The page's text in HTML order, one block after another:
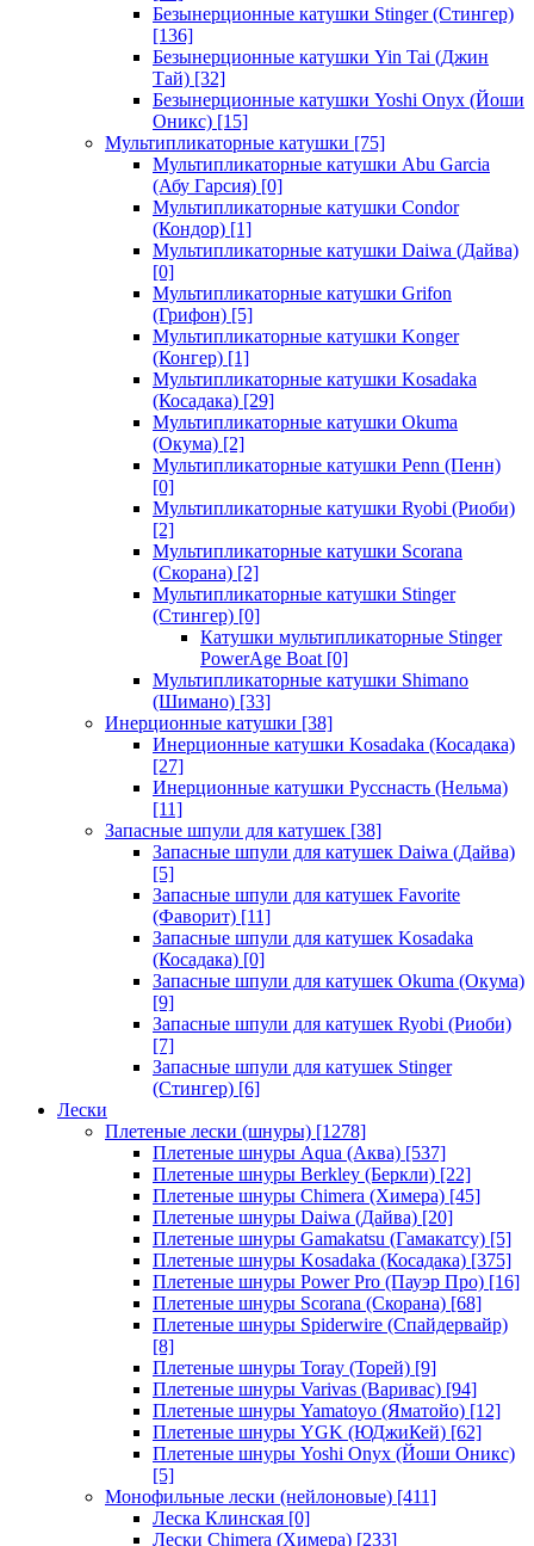
Безынерционные катушки Stinger (Стингер)
[136]
Безынерционные катушки Yin Tai (Джин
Тай) [32]
Безынерционные катушки Yoshi Onyx (Йоши
Оникс) [15]
Мультипликаторные катушки [75]
Мультипликаторные катушки Abu Garcia
(Абу Гарсия) [0]
Мультипликаторные катушки Condor
(Кондор) [1]
Мультипликаторные катушки Daiwa (Дайва)
[0]
Мультипликаторные катушки Grifon
(Грифон) [5]
Мультипликаторные катушки Konger
(Конгер) [1]
Мультипликаторные катушки Kosadaka
(Косадака) [29]
Мультипликаторные катушки Okuma
(Окума) [2]
Мультипликаторные катушки Penn (Пенн)
[0]
Мультипликаторные катушки Ryobi (Риоби)
[2]
Мультипликаторные катушки Scorana
(Скорана) [2]
Мультипликаторные катушки Stinger
(Стингер) [0]
Катушки мультипликаторные Stinger
PowerAge Boat [0]
Мультипликаторные катушки Shimano
(Шимано) [33]
Инерционные катушки [38]
Инерционные катушки Kosadaka (Косадака)
[27]
Инерционные катушки Русснасть (Нельма)
[11]
Запасные шпули для катушек [38]
Запасные шпули для катушек Daiwa (Дайва)
[5]
Запасные шпули для катушек Favorite
(Фаворит) [11]
Запасные шпули для катушек Kosadaka
(Косадака) [0]
Запасные шпули для катушек Okuma (Окума)
[9]
Запасные шпули для катушек Ryobi (Риоби)
[7]
Запасные шпули для катушек Stinger
(Стингер) [6]
Лески
Плетеные лески (шнуры) [1278]
Плетеные шнуры Aqua (Аква) [537]
Плетеные шнуры Berkley (Беркли) [22]
Плетеные шнуры Chimera (Химера) [45]
Плетеные шнуры Daiwa (Дайва) [20]
Плетеные шнуры Gamakatsu (Гамакатсу) [5]
Плетеные шнуры Kosadaka (Косадака) [375]
Плетеные шнуры Power Pro (Пауэр Про) [16]
Плетеные шнуры Scorana (Скорана) [68]
Плетеные шнуры Spiderwire (Спайдервайр)
[8]
Плетеные шнуры Toray (Торей) [9]
Плетеные шнуры Varivas (Варивас) [94]
Плетеные шнуры Yamatoyo (Яматойо) [12]
Плетеные шнуры YGK (ЮДжиКей) [62]
Плетеные шнуры Yoshi Onyx (Йоши Оникс)
[5]
Монофильные лески (нейлоновые) [411]
Леска Клинская [0]
Лески Chimera (Химера) [233]